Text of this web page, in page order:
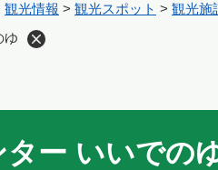
観光情報 > 観光スポット > 観光施
ゆ
ー いいでの